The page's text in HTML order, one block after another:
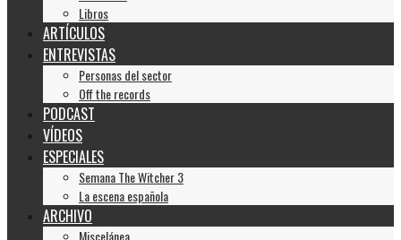
Libros
ARTÍCULOS
ENTREVISTAS
Personas del sector
Off the records
PODCAST
VÍDEOS
ESPECIALES
Semana The Witcher 3
La escena española
ARCHIVO
Miscelánea